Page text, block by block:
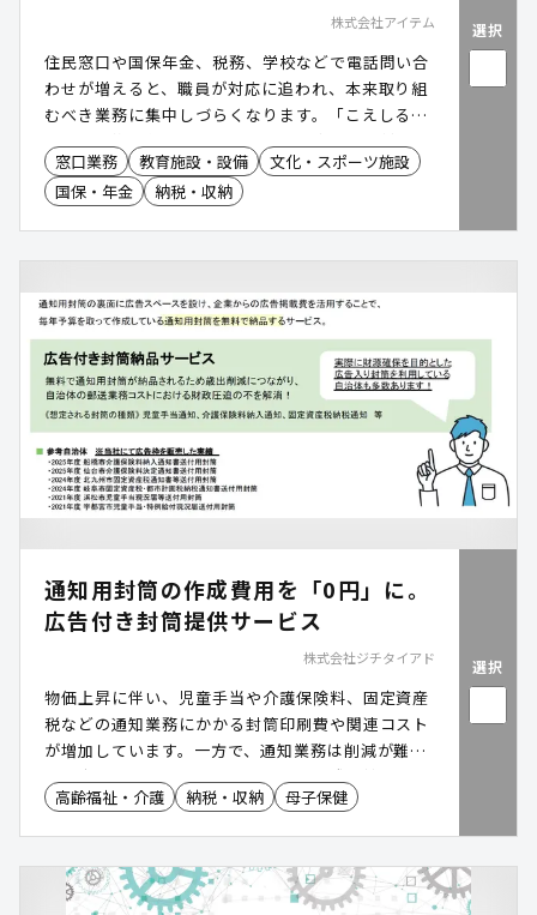
株式会社アイテム
住民窓口や国保年金、税務、学校などで電話問い合
わせが増えると、職員が対応に追われ、本来取り組
むべき業務に集中しづらくなります。「こえしる
べ」は、複雑化する住民からの問い合わせに対し、
AIボイスボットを活用した 電話DX で応対を自動化
します 。窓口業務の「 働き方改革 」を強力に推進
行政サービスにアクセスできる環境を構築します。
窓口業務 教育施設・設備
文化・スポーツ施設
国保・年金
納税・収納
選択
通知用封筒の作成費用を「0円」に。
広告付き封筒提供サービス
株式会社ジチタイアド
物価上昇に伴い、児童手当や介護保険料、固定資産
税などの通知業務にかかる封筒印刷費や関連コスト
が増加しています。一方で、通知業務は削減が難し
い固定的経費です。本サービスは、株式会社ジチタ
イアドが企業広告費を活用し、通知用封筒を無償で
高齢福祉・介護 納税・収納 母子保健
選択